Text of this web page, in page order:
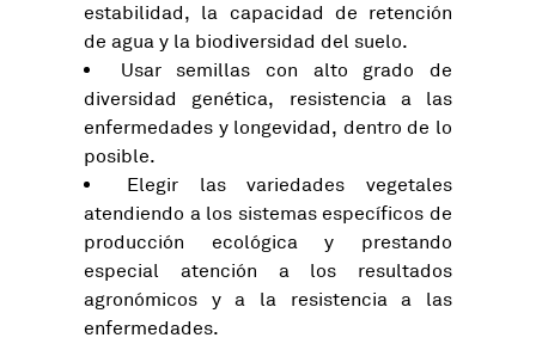
estabilidad, la capacidad de retención
de agua y la biodiversidad del suelo.
Usar semillas con alto grado de
diversidad genética, resistencia a las
enfermedades y longevidad, dentro de lo
posible.
Elegir las variedades vegetales
atendiendo a los sistemas específicos de
producción ecológica y prestando
especial atención a los resultados
agronómicos y a la resistencia a las
enfermedades.